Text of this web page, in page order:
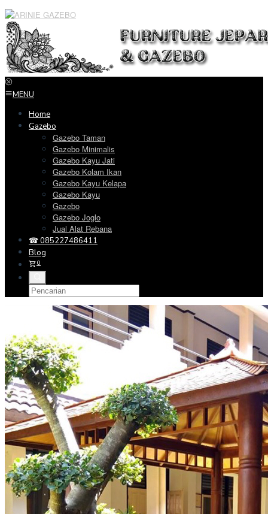
Loncat
ke
konten
MENU
Home
Gazebo
Gazebo Taman
Gazebo Minimalis
Gazebo Kayu Jati
Gazebo Kolam Ikan
Gazebo Kayu Kelapa
Gazebo Kayu
Gazebo
Gazebo Joglo
Jual Alat Rebana
☎ 085227486411
Blog
0